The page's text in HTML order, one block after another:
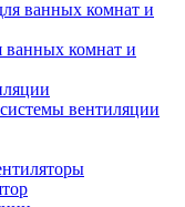
ванных комнат и
вентиляции